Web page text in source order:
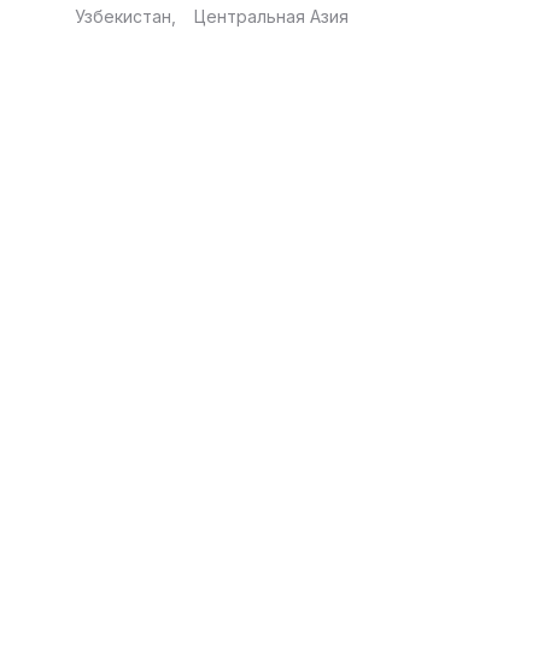
Узбекистан
Центральная Азия